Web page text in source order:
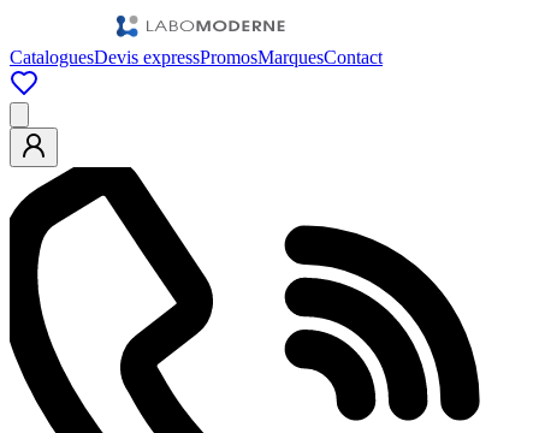
CataloguesDevis expressPromosMarquesContact